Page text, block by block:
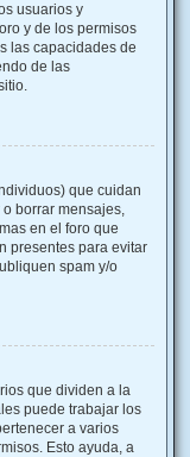
usuarios y
y de los permisos
las capacidades de
de las
que cuidan
borrar mensajes,
en el foro que
presentes para evitar
spam y/o
que dividen a la
puede trabajar los
a varios
Esto ayuda, a